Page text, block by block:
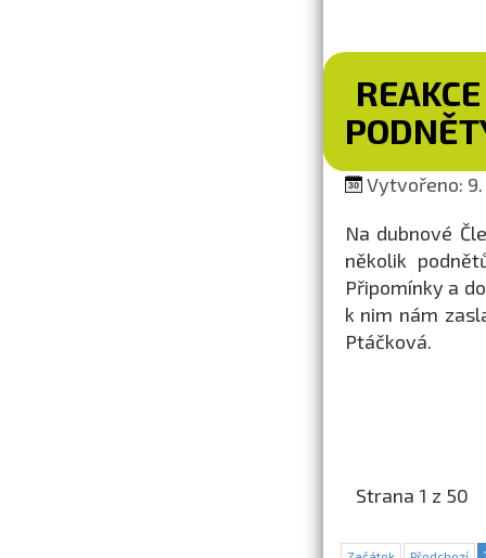
Vytvořeno: 9.
Na dubnové
několik
Připomínky a
k nim nám
Ptáčková.
Strana 1 z 50